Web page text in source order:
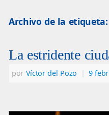
Archivo de la etiqueta:
La estridente
por Víctor del Pozo 9